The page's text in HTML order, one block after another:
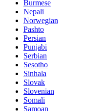
Burmese
Nepali
Norwegian
Pashto
Persian
Punjabi
Serbian
Sesotho
Sinhala
Slovak
Slovenian
Somali
Samoan